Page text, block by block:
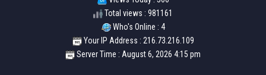
Total views : 981161
Who's Online : 4
Your IP Address : 216.73.216.109
Server Time : August 6, 2026 4:15 pm